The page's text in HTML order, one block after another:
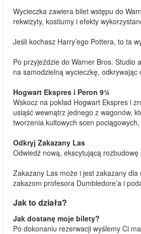
Wycieczka zawiera bilet wstępu do
rekwizyty, kostiumy i efekty
Jeśli kochasz Harry’ego Pottera, to ta
Po przyjeździe do Warner Bros. Studio
na samodzielną wycieczkę,
Hogwart Ekspres i Peron 9¾
Wskocz na pokład Hogwart Ekspres i
usiąść wewnątrz jednego z wagonów,
tworzenia kultowych scen
Odkryj Zakazany Las
Odwiedź nową, ekscytującą
Zakazany Las może i jest zakazany
zakazom profesora Dumbledore’a i
Jak to działa?
Jak dostanę moje bilety?
Po dokonaniu rezerwacji wyślemy Ci